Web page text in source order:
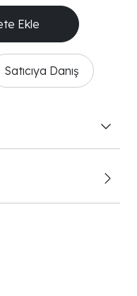
Satıcıya Danış